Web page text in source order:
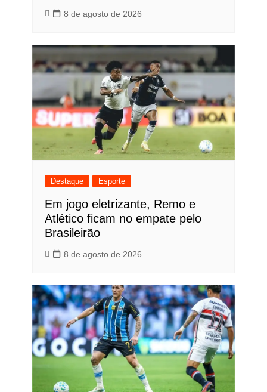
8 de agosto de 2026
Destaque Esporte
Em jogo eletrizante, Remo e
Atlético ficam no empate pelo
Brasileirão
8 de agosto de 2026